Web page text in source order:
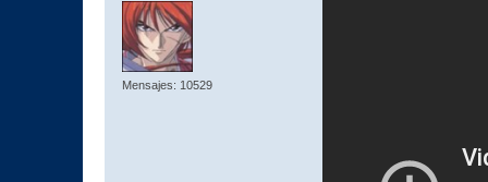
Mensajes: 10529